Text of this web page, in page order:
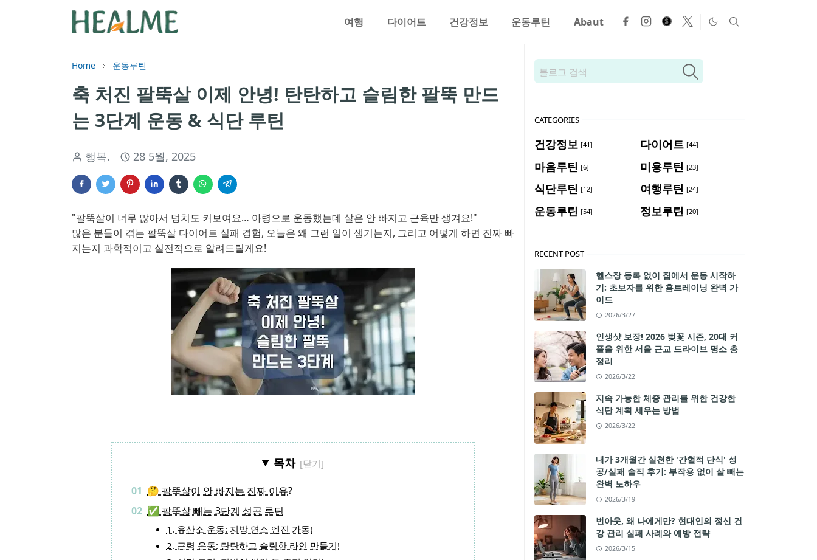
여행 다이어트 건강정보 운동루틴 Abaut
Home 운동루틴
축 처진 팔뚝살 이제 안녕! 탄탄하고 슬림한 팔뚝 만드
는 3단계 운동 & 식단 루틴
행복. 28 5월, 2025
"팔뚝살이 너무 많아서 덩치도 커보여요… 아령으로 운동했는데 살은 안 빠지고 근육만 생겨요!"
많은 분들이 겪는 팔뚝살 다이어트 실패 경험, 오늘은 왜 그런 일이 생기는지, 그리고 어떻게 하면 진짜 빠
지는지 과학적이고 실전적으로 알려드릴게요!
목차
🤔 팔뚝살이 안 빠지는 진짜 이유?
✅ 팔뚝살 빼는 3단계 성공 루틴
1. 유산소 운동: 지방 연소 엔진 가동!
2. 근력 운동: 탄탄하고 슬림한 라인 만들기!
CATEGORIES
건강정보 [41] 다이어트 [44]
마음루틴 [6] 미용루틴 [23]
식단루틴 [12] 여행루틴 [24]
운동루틴 [54] 정보루틴 [20]
RECENT POST
헬스장 등록 없이 집에서 운동 시작하
기: 초보자를 위한 홈트레이닝 완벽 가
이드
2026/3/27
인생샷 보장! 2026 벚꽃 시즌, 20대 커
플을 위한 서울 근교 드라이브 명소 총
정리
2026/3/22
지속 가능한 체중 관리를 위한 건강한
식단 계획 세우는 방법
2026/3/22
내가 3개월간 실천한 '간헐적 단식' 성
공/실패 솔직 후기: 부작용 없이 살 빼는
완벽 노하우
2026/3/19
번아웃, 왜 나에게만? 현대인의 정신 건
강 관리 실패 사례와 예방 전략
2026/3/15